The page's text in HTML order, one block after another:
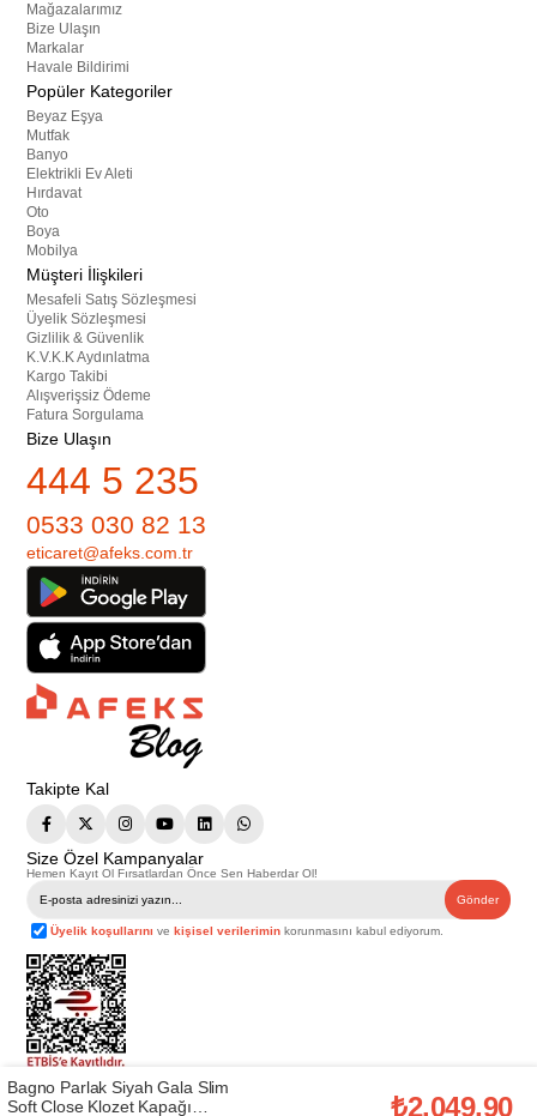
Mağazalarımız
Bize Ulaşın
Markalar
Havale Bildirimi
Popüler Kategoriler
Beyaz Eşya
Mutfak
Banyo
Elektrikli Ev Aleti
Hırdavat
Oto
Boya
Mobilya
Müşteri İlişkileri
Mesafeli Satış Sözleşmesi
Üyelik Sözleşmesi
Gizlilik & Güvenlik
K.V.K.K Aydınlatma
Kargo Takibi
Alışverişsiz Ödeme
Fatura Sorgulama
Bize Ulaşın
444 5 235
0533 030 82 13
eticaret@afeks.com.tr
Takipte Kal
Size Özel Kampanyalar
Hemen Kayıt Ol Fırsatlardan Önce Sen Haberdar Ol!
Gönder
Üyelik koşullarını vekişisel verilerimin korunmasını kabul ediyorum.
Telif Hakkı © 2026 Afeks Yapı Market
. Tüm hakları saklıdır.
Bu web sitesindeki tüm ürünler ticari amaçlıdır. Web sitemizde yer alan
Bagno Parlak Siyah Gala Slim
Soft Close Klozet Kapağı
₺2.049,90